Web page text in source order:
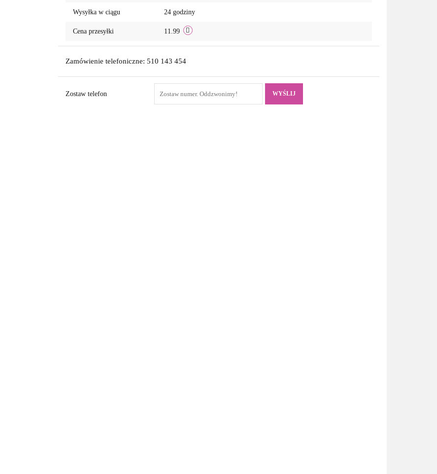
Wysyłka w ciągu 24 godziny
Cena przesyłki 11.99
Zamówienie telefoniczne: 510 143 454
Zostaw telefon WYŚLIJ